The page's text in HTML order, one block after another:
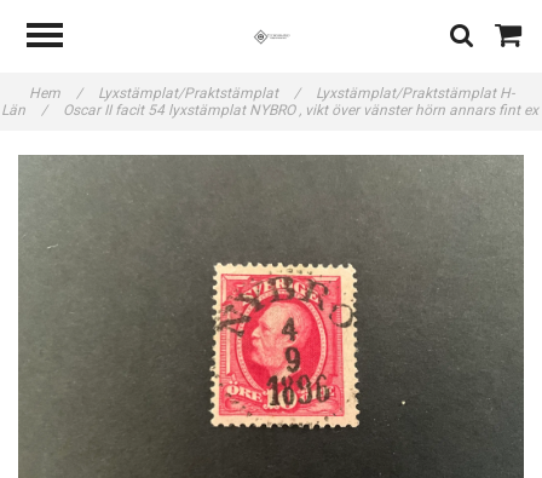
Hem / Lyxstämplat/Praktstämplat /
Lyxstämplat/Praktstämplat H-
Län
/ Oscar II facit 54 lyxstämplat NYBRO , vikt över vänster hörn annars fint ex